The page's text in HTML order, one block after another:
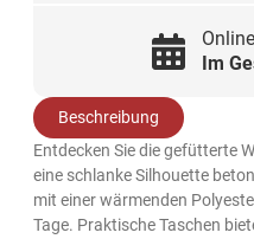
Im
Beschreibung
Entdecken Sie die gefütterte
eine schlanke Silhouette
mit einer wärmenden
Tage. Praktische Taschen